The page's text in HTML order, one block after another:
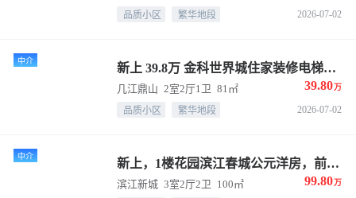
品质小区 繁华地段 2026-07-02
中介
新上 39.8万 金科世界城住家装修电梯两房
几江鼎山 2室2厅1卫 81㎡ 39.80万
品质小区 繁华地段 2026-07-02
中介
新上，1楼花园滨江春城公元洋房，前后大花园豪装
滨江新城 3室2厅2卫 100㎡ 99.80万